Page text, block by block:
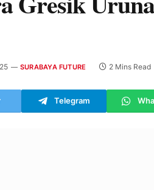
SURABAYA FUTURE 2 Mins Read
Telegram